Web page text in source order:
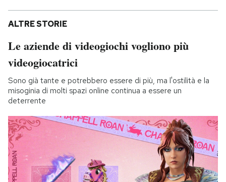
ALTRE STORIE
Le aziende di videogiochi vogliono più
videogiocatrici
Sono già tante e potrebbero essere di più, ma l'ostilità e la
misoginia di molti spazi online continua a essere un
deterrente